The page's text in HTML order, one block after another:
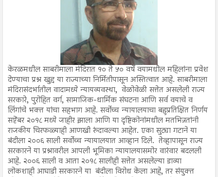
केरळमधील साबरीमाला मंदिरात १० ते ५० वर्षे वयामधील महिलांना प्रवेश
देण्याचा प्रश्न खुद्द या राज्याच्या निर्मितीपासून अस्तित्वात आहे. साबरीमाला
मंदिरासंदर्भातील वादामध्ये न्यायव्यवस्था, वेळोवेळी सत्तेत असलेली राज्य
सरकारे, पुरोहित वर्ग, सामाजिक-धार्मिक संघटना आणि सर्व वयाचे व
लिंगांचे भक्त यांचा सहभाग आहे. सर्वोच्च न्यायालयाचा बहुप्रतिक्षित निर्णय
सप्टेंबर २०१८ मध्ये जाहीर झाला आणि या दृष्टिकोनांमधील मतभिन्नतांनी
राजकीय चिरफळ्याही आणखी रुंदावल्या आहेत. एका सुट्या गटाने या
बंदीला २००६ साली सर्वोच्च न्यायालयात आव्हान दिले. तेव्हापासून राज्य
सरकारने या प्रश्नावरील आपली भूमिका न्यायालयासमोर वारंवार बदलली
आहे. २००६ साली व आता २०१८ सालीही सत्तेत असलेल्या डाव्या
लोकशाही आघाडी सरकारने या बंदीला विरोध केला आहे, तर संयुक्त